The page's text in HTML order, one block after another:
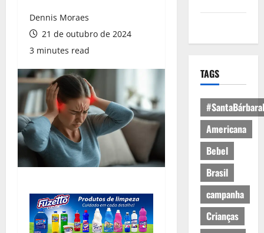
Dennis Moraes
21 de outubro de 2024
3 minutes read
TAGS
Americana
Bebel
Brasil
campanha
Crianças